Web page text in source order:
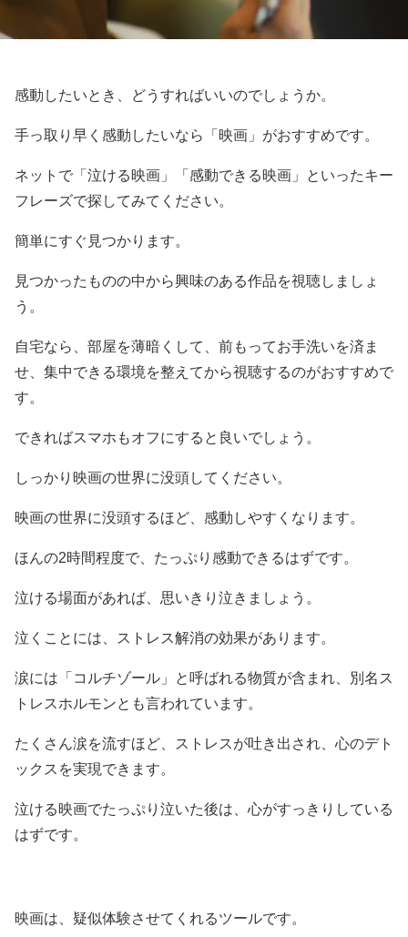
感動したいとき、どうすればいいのでしょうか。
手っ取り早く感動したいなら「映画」がおすすめです。
ネットで「泣ける映画」「感動できる映画」といったキー
フレーズで探してみてください。
簡単にすぐ見つかります。
見つかったものの中から興味のある作品を視聴しましょ
う。
自宅なら、部屋を薄暗くして、前もってお手洗いを済ま
せ、集中できる環境を整えてから視聴するのがおすすめで
す。
できればスマホもオフにすると良いでしょう。
しっかり映画の世界に没頭してください。
映画の世界に没頭するほど、感動しやすくなります。
ほんの2時間程度で、たっぷり感動できるはずです。
泣ける場面があれば、思いきり泣きましょう。
泣くことには、ストレス解消の効果があります。
涙には「コルチゾール」と呼ばれる物質が含まれ、別名ス
トレスホルモンとも言われています。
たくさん涙を流すほど、ストレスが吐き出され、心のデト
ックスを実現できます。
泣ける映画でたっぷり泣いた後は、心がすっきりしている
はずです。
映画は、疑似体験させてくれるツールです。